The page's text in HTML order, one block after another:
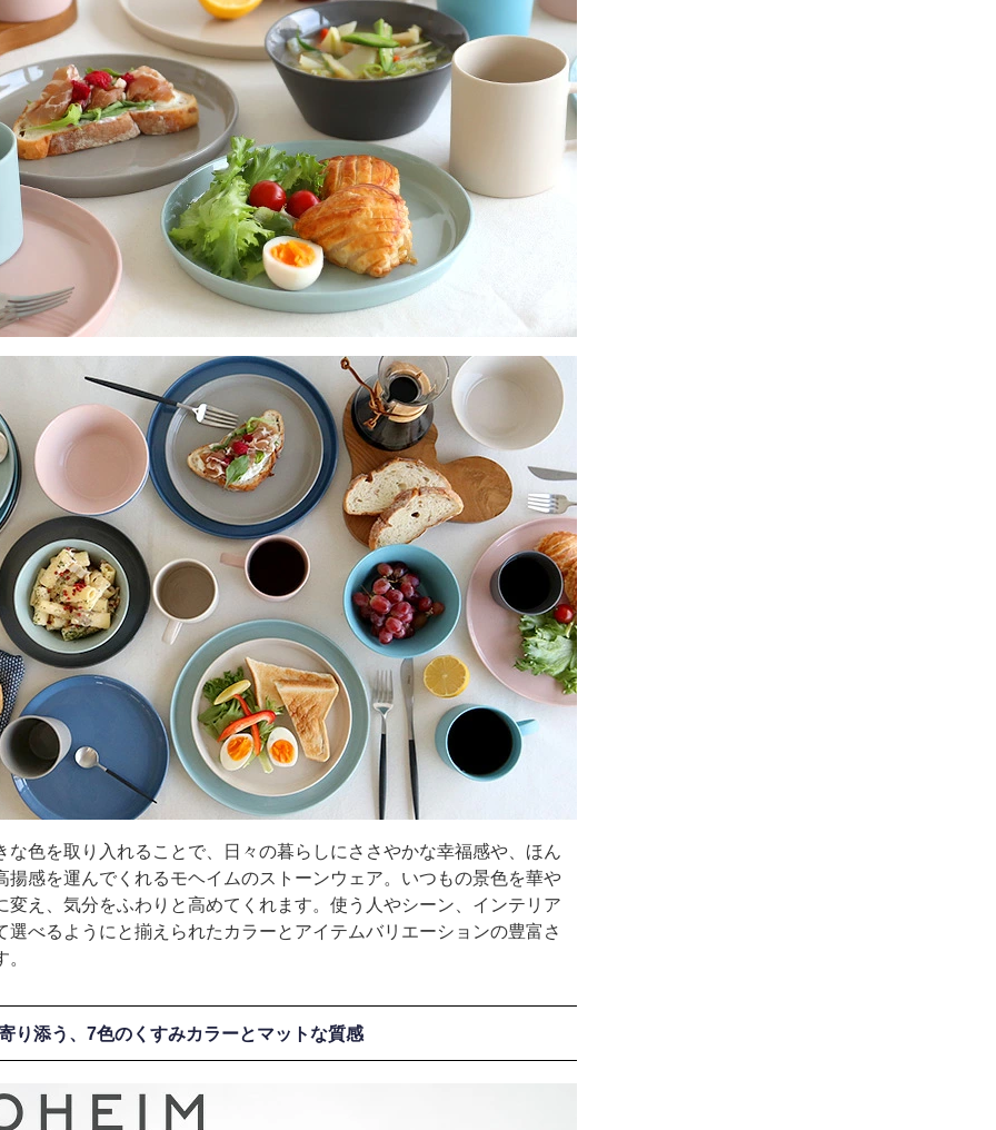
な色を取り入れることで、日々の暮らしにささやかな幸福感や、ほん
揚感を運んでくれるモヘイムのストーンウェア。いつもの景色を華や
変え、気分をふわりと高めてくれます。使う人やシーン、インテリア
選べるようにと揃えられたカラーとアイテムバリエーションの豊富さ
り添う、7色のくすみカラーとマットな質感